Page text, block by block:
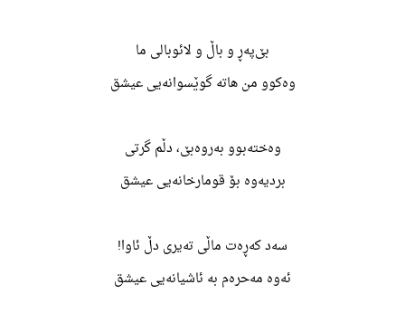
بێ‌پەڕ و باڵ و لائوبالی ما
وەکوو من هاته گوێسوانەیی عیشق
وەختەبوو بەروەبێ، دڵم گرتی
بردیەوه بۆ قومارخانەیی عیشق
سەد کەڕەت ماڵی تەیری دڵ ئاوا!
ئەوه مەحرەم به ئاشیانەیی عیشق